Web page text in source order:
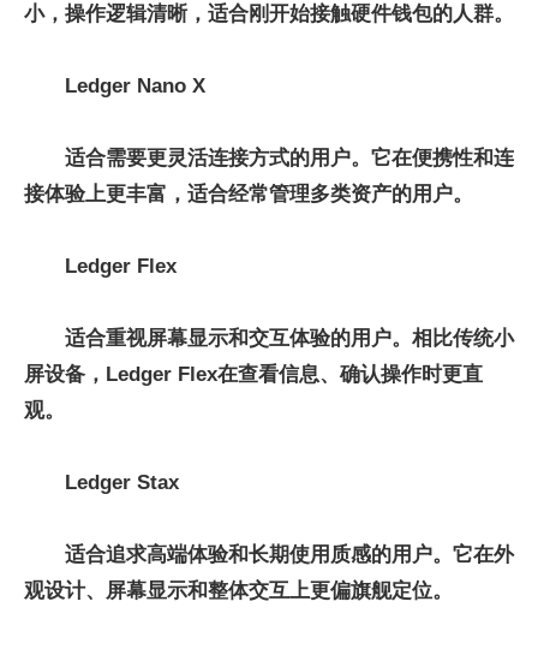
小，操作逻辑清晰，适合刚开始接触硬件钱包的人群。
Ledger Nano X
适合需要更灵活连接方式的用户。它在便携性和连
接体验上更丰富，适合经常管理多类资产的用户。
Ledger Flex
适合重视屏幕显示和交互体验的用户。相比传统小
屏设备，Ledger Flex在查看信息、确认操作时更直
观。
Ledger Stax
适合追求高端体验和长期使用质感的用户。它在外
观设计、屏幕显示和整体交互上更偏旗舰定位。